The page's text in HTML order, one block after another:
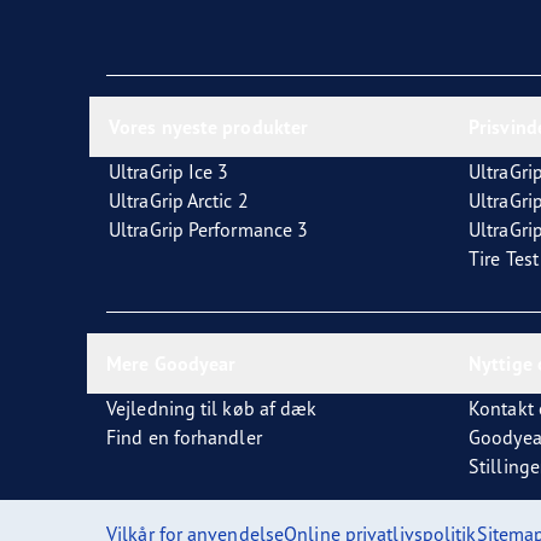
UltraGrip Ice 3
UltraGrip Arctic 2
UltraGrip Performance 3
Tire
Vejledning til køb af dæk
Find en forhandler
Kontakt
Vilkår for anvendelseOnline privatlivspolitik